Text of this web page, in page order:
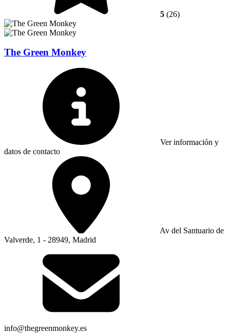
5 (26)
The Green Monkey
Ver información y
datos de contacto
Av del Santuario de
Valverde, 1 - 28949, Madrid
info@thegreenmonkey.es